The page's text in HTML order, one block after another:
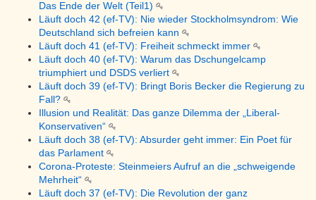
Das Ende der Welt (Teil1)
Läuft doch 42 (ef-TV): Nie wieder Stockholmsyndrom: Wie
Deutschland sich befreien kann
Läuft doch 41 (ef-TV): Freiheit schmeckt immer
Läuft doch 40 (ef-TV): Warum das Dschungelcamp
triumphiert und DSDS verliert
Läuft doch 39 (ef-TV): Bringt Boris Becker die Regierung zu
Fall?
Illusion und Realität: Das ganze Dilemma der „Liberal-
Konservativen“
Läuft doch 38 (ef-TV): Absurder geht immer: Ein Poet für
das Parlament
Corona-Proteste: Steinmeiers Aufruf an die „schweigende
Mehrheit“
Läuft doch 37 (ef-TV): Die Revolution der ganz